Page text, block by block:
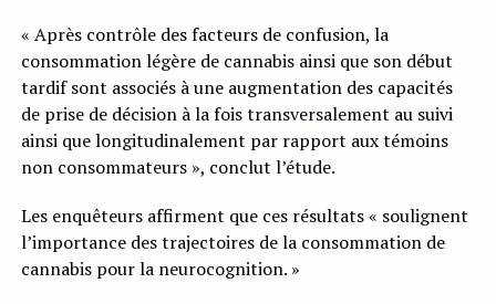
« Après contrôle des facteurs de confusion, la
consommation légère de cannabis ainsi que son début
tardif sont associés à une augmentation des capacités
de prise de décision à la fois transversalement au suivi
ainsi que longitudinalement par rapport aux témoins
non consommateurs », conclut l’étude.
Les enquêteurs affirment que ces résultats « soulignent
l’importance des trajectoires de la consommation de
cannabis pour la neurocognition. »